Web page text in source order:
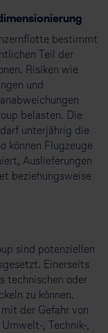
bestimmt
Teil der
Risiken wie
und
belasten. Die
unterjährig die
können Flugzeuge
Auslieferungen
beziehungsweise
sind potenziellen
Einerseits
technischen oder
zu können.
der Gefahr von
, Technik-,